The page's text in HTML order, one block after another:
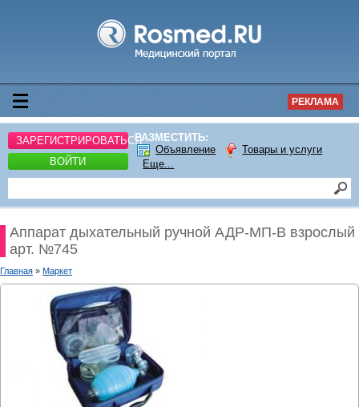
РЕКЛАМА
ЗАРЕГИСТРИРОВАТЬСЯ
ВОЙТИ
РАЗМЕСТИТЬ:
Объявление
Товары и услуги
Еще...
Аппарат дыхательный ручной АДР-МП-В взрослый
арт. №745
Главная » Маркет